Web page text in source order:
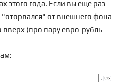
этого года. Если вы еще раз
"оторвался" от внешнего фона -
вверх (про пару евро-рубль